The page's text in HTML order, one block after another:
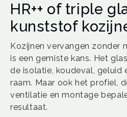
HR++ of triple
kunststof
Kozijnen vervangen zonder
is een gemiste kans. Het
de isolatie, koudeval,
raam. Maar ook het profiel,
ventilatie en montage
resultaat.